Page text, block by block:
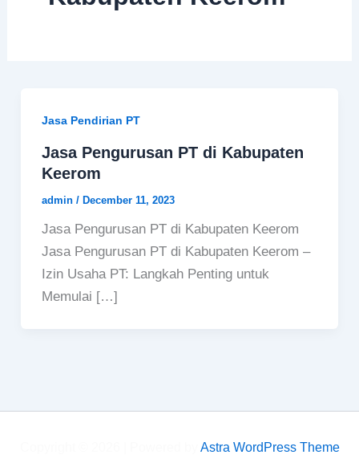
Jasa Pendirian PT
Jasa Pengurusan PT di Kabupaten
Keerom
admin / December 11, 2023
Jasa Pengurusan PT di Kabupaten Keerom
Jasa Pengurusan PT di Kabupaten Keerom –
Izin Usaha PT: Langkah Penting untuk
Memulai […]
Astra WordPress Theme